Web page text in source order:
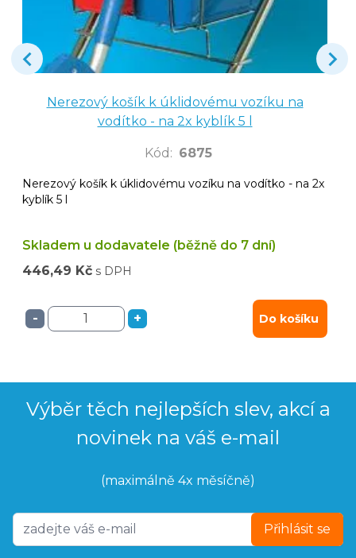
Nerezový košík k úklidovému vozíku na
vodítko - na 2x kyblík 5 l
Kód : 6875
Nerezový košík k úklidovému vozíku na vodítko - na 2x
kyblík 5 l
Skladem u dodavatele (běžně do 7 dní)
446,49 Kč s DPH
- + Do košíku
Výběr těch nejlepších slev, akcí a
novinek na váš e-mail
(maximálně 4x měsíčně)
Přihlásit se